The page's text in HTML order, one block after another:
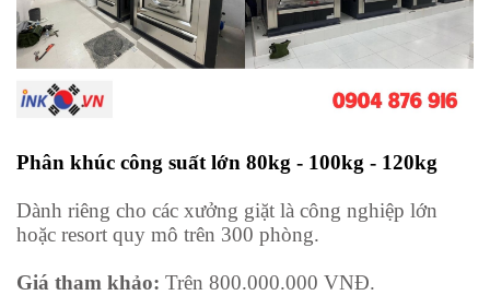
Phân khúc công suất lớn 80kg - 100kg - 120kg
Dành riêng cho các xưởng giặt là công nghiệp lớn
hoặc resort quy mô trên 300 phòng.
Giá tham khảo: Trên 800.000.000 VNĐ.